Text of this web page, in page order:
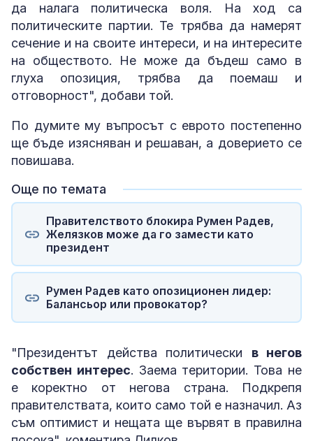
да налага политическа воля. На ход са
политическите партии. Те трябва да намерят
сечение и на своите интереси, и на интересите
на обществото. Не може да бъдеш само в
глуха опозиция, трябва да поемаш и
отговорност", добави той.
По думите му въпросът с еврото постепенно
ще бъде изясняван и решаван, а доверието се
повишава.
Още по темата
Правителството блокира Румен Радев,
Желязков може да го замести като
президент
Румен Радев като опозиционен лидер:
Балансьор или провокатор?
"Президентът действа политически в негов
собствен интерес. Заема територии. Това не
е коректно от негова страна. Подкрепя
правителствата, които само той е назначил. Аз
съм оптимист и нещата ще вървят в правилна